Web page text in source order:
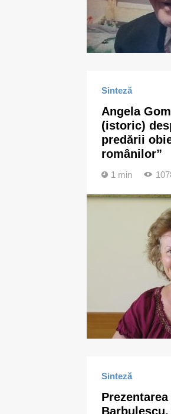
Sinteză
Angela
(istoric)
predării
românilor”
1 min
Sinteză